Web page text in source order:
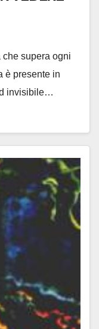
che supera ogni
è presente in
invisibile…